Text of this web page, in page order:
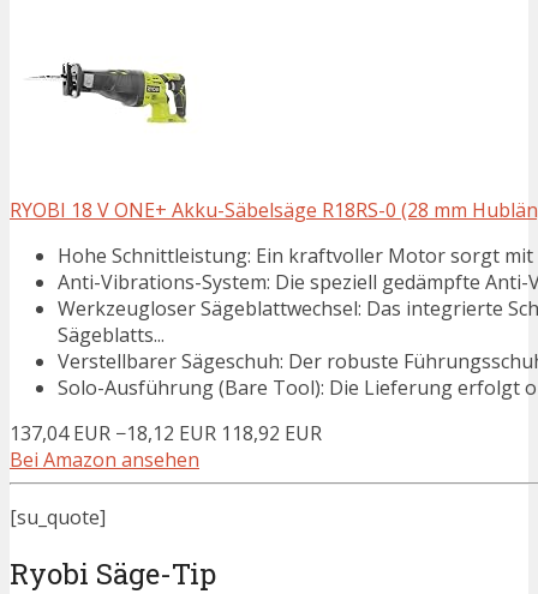
RYOBI 18 V ONE+ Akku-Säbelsäge R18RS-0 (28 mm
Hohe Schnittleistung: Ein kraftvoller Motor sorgt
Anti-Vibrations-System: Die speziell gedämpfte
Werkzeugloser Sägeblattwechsel: Das integrierte
Sägeblatts...
Verstellbarer Sägeschuh: Der robuste
Solo-Ausführung (Bare Tool): Die Lieferung erfolgt
137,04 EUR −18,12 EUR 118,92 EUR
Bei Amazon ansehen
[su_quote]
Ryobi Säge-Tip